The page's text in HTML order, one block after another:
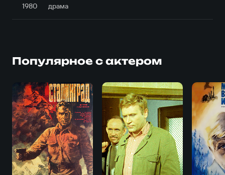
1980 драма
Популярное с актером